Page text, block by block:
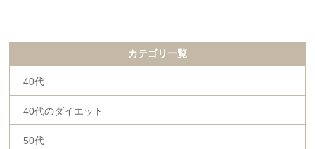
カテゴリ一覧
40代
40代のダイエット
50代